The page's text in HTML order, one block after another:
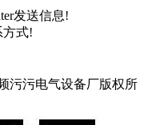
发送信息!
方式!
污污电气设备厂版权所